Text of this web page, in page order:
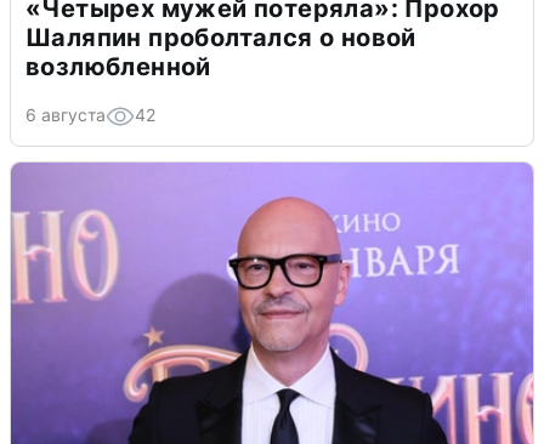
«Четырех мужей потеряла»: Прохор
Шаляпин проболтался о новой
возлюбленной
6 августа 42